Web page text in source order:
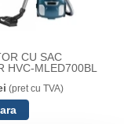
CU SAC
HVC-MLED700BL
(pret cu TVA)